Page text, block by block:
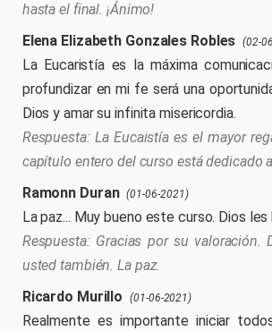
hasta el final. ¡Ánimo!
Elena Elizabeth Gonzales Robles (02-
La Eucaristía es la máxima
profundizar en mi fe será una
Dios y amar su infinita misericordia.
La Eucaistía es el mayor
capítulo entero del curso está dedicado
Ramonn Duran (01-06-2021)
La paz... Muy bueno este curso. Dios les
Gracias por su valoración.
usted también. La paz.
Ricardo Murillo
(01-06-2021)
Realmente es importante iniciar